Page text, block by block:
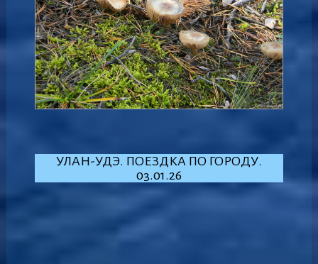
УЛАН-УДЭ. ПОЕЗДКА ПО ГОРОДУ.
03.01.26